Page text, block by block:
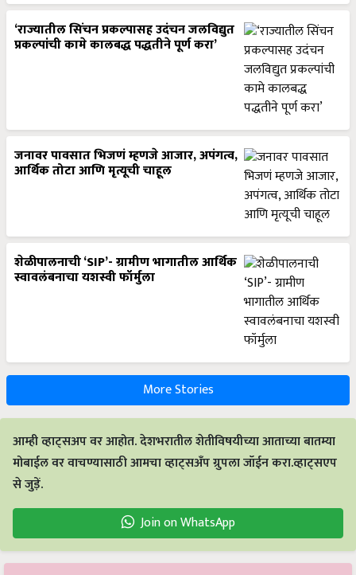
‘राज्यातील सिंचन प्रकल्पासह उदंचन जलविद्युत
प्रकल्पांची कामे कालबद्ध पद्धतीने पूर्ण करा’
जनावर पावसात भिजणं म्हणजे आजार, अपंगत्व,
आर्थिक तोटा आणि मृत्यूची चाहूल
शेळीपालनाची ‘SIP’- ग्रामीण भागातील आर्थिक
स्वावलंबनाचा यशस्वी फॉर्मुला
More Stories
आम्ही व्हाट्सअप वर आहोत. देशभरातील शेतीविषयीच्या आताच्या बातम्या
मोबाईल वर वाचण्यासाठी आमचा व्हाट्सअँप ग्रुपला जॉईन करा.व्हाट्सएप
से जुड़ें.
Join on WhatsApp